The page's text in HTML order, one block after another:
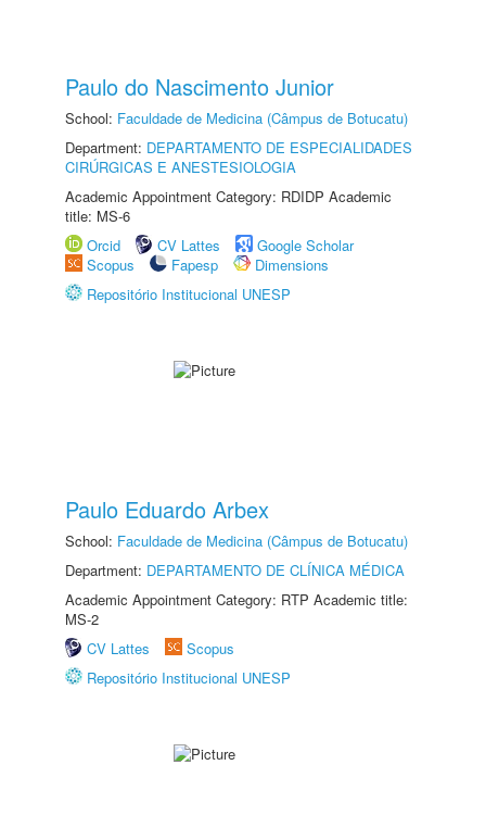
Paulo do Nascimento Junior
School: Faculdade de Medicina (Câmpus de Botucatu)
Department: DEPARTAMENTO DE ESPECIALIDADES
CIRÚRGICAS E ANESTESIOLOGIA
Academic Appointment Category: RDIDP Academic
title: MS-6
Orcid
CV Lattes
Google Scholar
Scopus
Fapesp
Dimensions
Repositório Institucional UNESP
Paulo Eduardo Arbex
School: Faculdade de Medicina (Câmpus de Botucatu)
Department: DEPARTAMENTO DE CLÍNICA MÉDICA
Academic Appointment Category: RTP Academic title:
MS-2
CV Lattes
Scopus
Repositório Institucional UNESP